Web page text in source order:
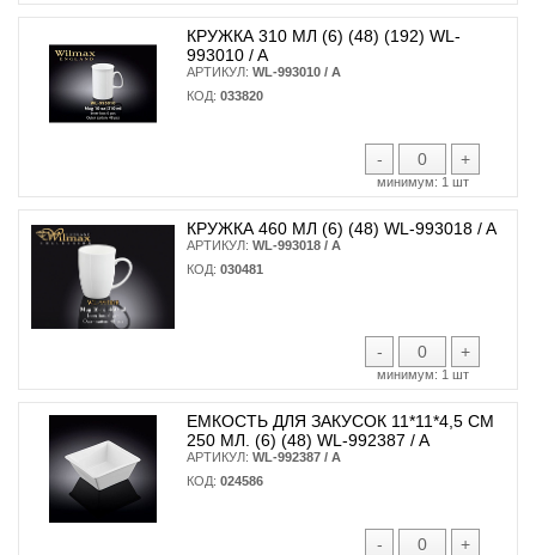
КРУЖКА 310 МЛ (6) (48) (192) WL-
993010 / A
АРТИКУЛ: WL-993010 / A
КОД: 033820
- +
минимум: 1 шт
КРУЖКА 460 МЛ (6) (48) WL-993018 / A
АРТИКУЛ: WL-993018 / A
КОД: 030481
- +
минимум: 1 шт
ЕМКОСТЬ ДЛЯ ЗАКУСОК 11*11*4,5 СМ
250 МЛ. (6) (48) WL-992387 / A
АРТИКУЛ: WL-992387 / A
КОД: 024586
- +